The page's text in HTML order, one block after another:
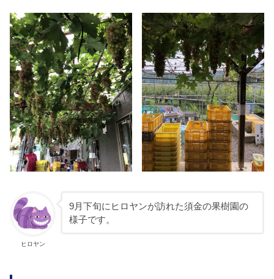
ヒロヤン
9月下旬にヒロヤンが訪れた須金の果樹園の
様子です。